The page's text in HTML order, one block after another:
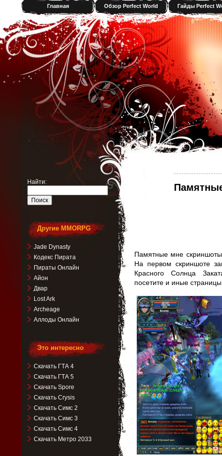
Главная Обзор Perfect World Гайды Perfect
Памятные мне
На первом скриншоте
Красного Солнца
посетите и иные
Найти:
Другие MMORPG
Jade Dynasty
Кодекс Пирата
Пираты Онлайн
Айон
Двар
Lost Ark
Archeage
Аллоды Онлайн
Это интересно
Скачать ГТА 4
Скачать ГТА 5
Скачать Spore
Скачать Crysis
Скачать Симс 2
Скачать Симс 3
Скачать Симс 4
Скачать Метро 2033